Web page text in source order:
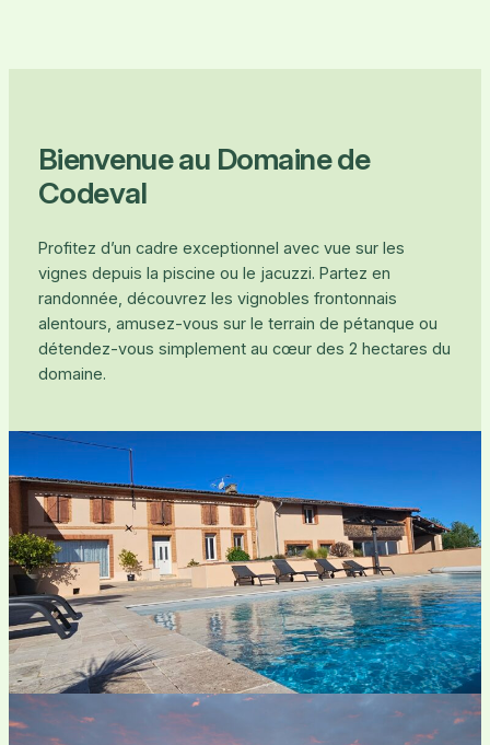
Bienvenue au Domaine de
Codeval
Profitez d’un cadre exceptionnel avec vue sur les
vignes depuis la piscine ou le jacuzzi. Partez en
randonnée, découvrez les vignobles frontonnais
alentours, amusez-vous sur le terrain de pétanque ou
détendez-vous simplement au cœur des 2 hectares du
domaine.